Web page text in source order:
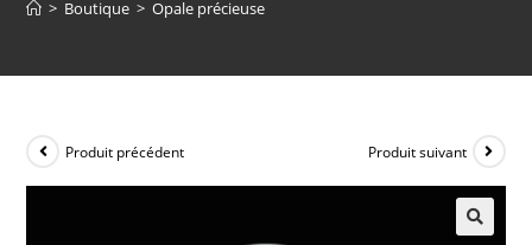
> Boutique > Opale précieuse
Produit précédent Produit suivant